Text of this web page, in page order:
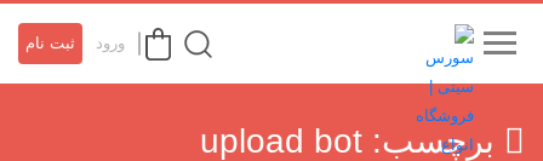
ورود ثبت نام
برچسب: upload bot